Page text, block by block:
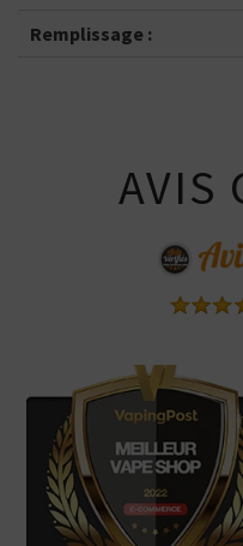
Remplissage :
AVIS